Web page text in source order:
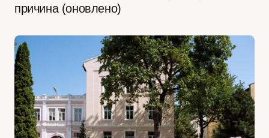
причина (оновлено)